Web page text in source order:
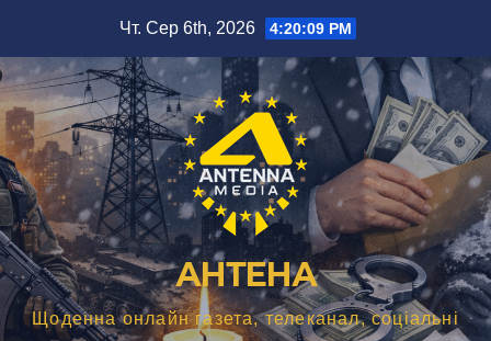
вмісту
Чт. Сер 6th, 2026 4:20:10 PM
АНТЕНА
Щоденна онлайн газета, телеканал, соціальні